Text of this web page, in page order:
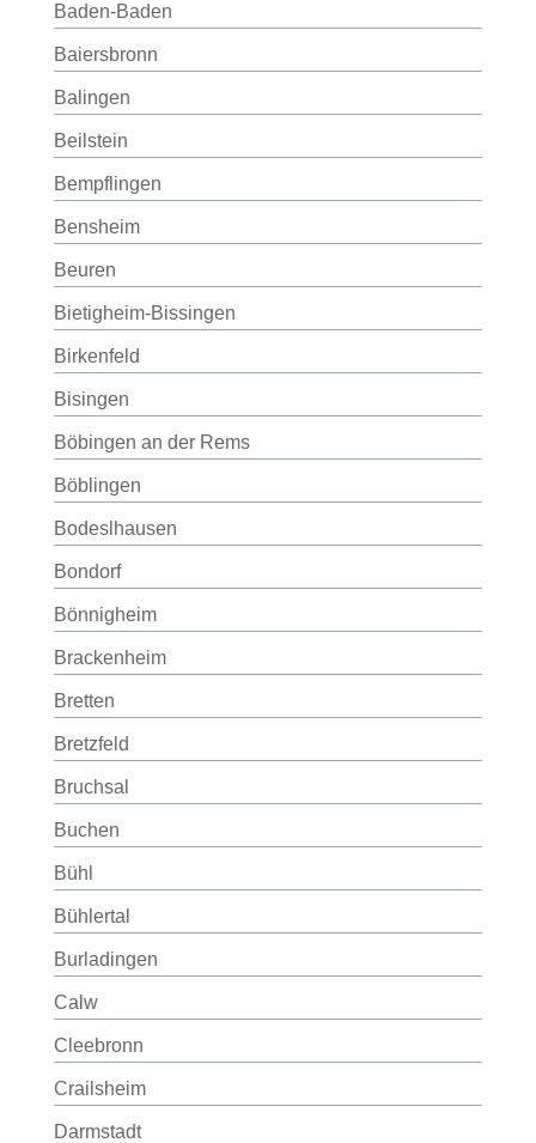
Baden-Baden
Baiersbronn
Balingen
Beilstein
Bempflingen
Bensheim
Beuren
Bietigheim-Bissingen
Birkenfeld
Bisingen
Böbingen an der Rems
Böblingen
Bodeslhausen
Bondorf
Bönnigheim
Brackenheim
Bretten
Bretzfeld
Bruchsal
Buchen
Bühl
Bühlertal
Burladingen
Calw
Cleebronn
Crailsheim
Darmstadt